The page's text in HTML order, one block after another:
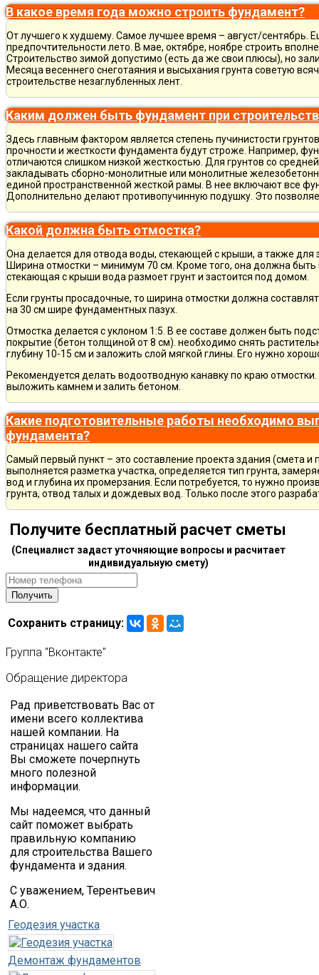
В какое время года можно строить фундамент?
От лучшего к худшему. Самое лучшее время – август/сентябрь.
предпочтительности лето. В мае, октябре, ноябре строить
Строительство зимой допустимо (есть да же свои плюсы), но
Месяца весеннего снеготаяния и высыхания грунта советую
строительстве незаглубленных лент.
Каким должен быть фундамент при
Здесь главным фактором является степень пучинистости
прочности и жесткости фундамента будут строже. Например,
отличаются слишком низкой жесткостью. Для грунтов со
закладывать сборно-монолитные или монолитные
единой пространственной жесткой рамы. В нее включают все
Дополнительно делают противопучинную подушку. Это
Какой должна быть отмостка?
Она делается для отвода воды, стекающей с крыши, а также для
Ширина отмостки – минимум 70 см. Кроме того, она должна быть
стекающая с крыши вода размоет грунт и застоится под домом.
Если грунты просадочные, то ширина отмостки должна
на 30 см шире фундаментных пазух.
Отмостка делается с уклоном 1:5. В ее составе должен быть
покрытие (бетон толщиной от 8 см). необходимо снять
глубину 10-15 см и заложить слой мягкой глины. Его нужно
Рекомендуется делать водоотводную канавку по краю
выложить камнем и залить бетоном.
Какие подготовительные работы необходимо
фундамента?
Самый первый пункт – это составление проекта здания (смета
выполняется разметка участка, определяется тип грунта,
вод и глубина их промерзания. Если потребуется, то нужно
грунта, отвод талых и дождевых вод. Только после этого
Получите бесплатный расчет сметы
(Специалист задаст уточняющие вопросы и расчитает
индивидуальную смету)
Сохранить страницу:
Группа "Вконтакте"
Обращение директора
Рад приветствовать Вас от
имени всего коллектива
нашей компании. На
страницах нашего сайта
Вы сможете почерпнуть
много полезной
информации.
Мы надеемся, что данный
сайт поможет выбрать
правильную компанию
для строительства Вашего
фундамента и здания.
С уважением, Терентьевич
А.О.
Геодезия участка
Демонтаж фундаментов